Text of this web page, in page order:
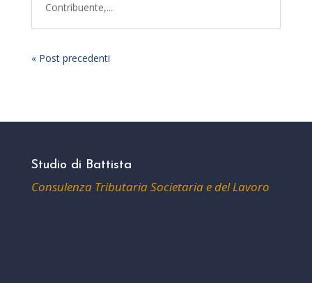
Contribuente,...
« Post precedenti
Studio di Battista
Consulenza Tributaria Societaria e del Lavoro